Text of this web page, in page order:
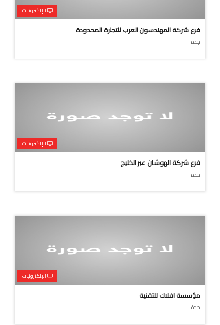
الإلكترونيات
فرع شركة المهندسون العرب للتجارة المحدودة
جدة
الإلكترونيات
فرع شركة الهوشان عبر الخليج
جدة
الإلكترونيات
مؤسسة افلاك للتقنية
جدة